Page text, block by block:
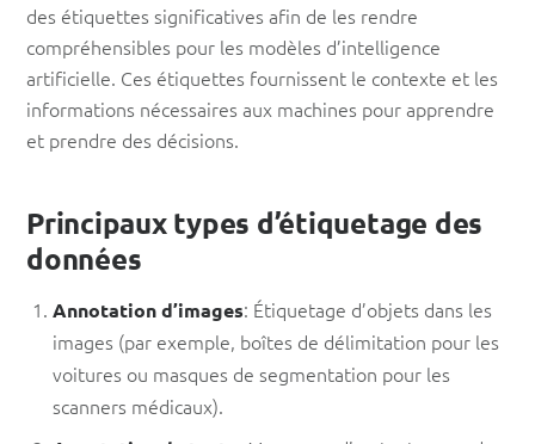
des étiquettes significatives afin de les rendre
compréhensibles pour les modèles d’intelligence
artificielle. Ces étiquettes fournissent le contexte et les
informations nécessaires aux machines pour apprendre
et prendre des décisions.
Principaux types d’étiquetage des
données
Annotation d’images: Étiquetage d’objets dans les
images (par exemple, boîtes de délimitation pour les
voitures ou masques de segmentation pour les
scanners médicaux).